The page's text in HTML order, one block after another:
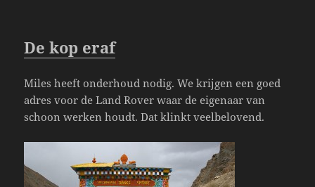
De kop eraf
Miles heeft onderhoud nodig. We krijgen een goed
adres voor de Land Rover waar de eigenaar van
schoon werken houdt. Dat klinkt veelbelovend.